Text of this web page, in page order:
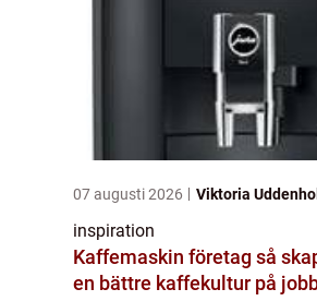
07 augusti 2026 Viktoria
inspiration
Kaffemaskin företag så skapar företag
en bättre kaffekultur på